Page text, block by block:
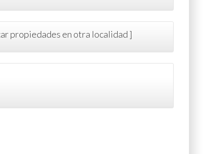
propiedades en otra localidad ]